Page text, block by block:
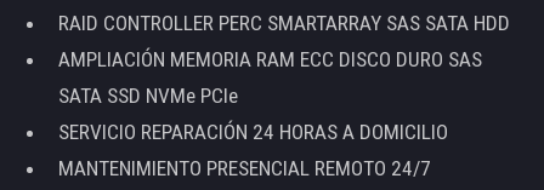
RAID CONTROLLER PERC SMARTARRAY SAS SATA HDD
AMPLIACIÓN MEMORIA RAM ECC DISCO DURO SAS
SATA SSD NVMe PCIe
SERVICIO REPARACIÓN 24 HORAS A DOMICILIO
MANTENIMIENTO PRESENCIAL REMOTO 24/7